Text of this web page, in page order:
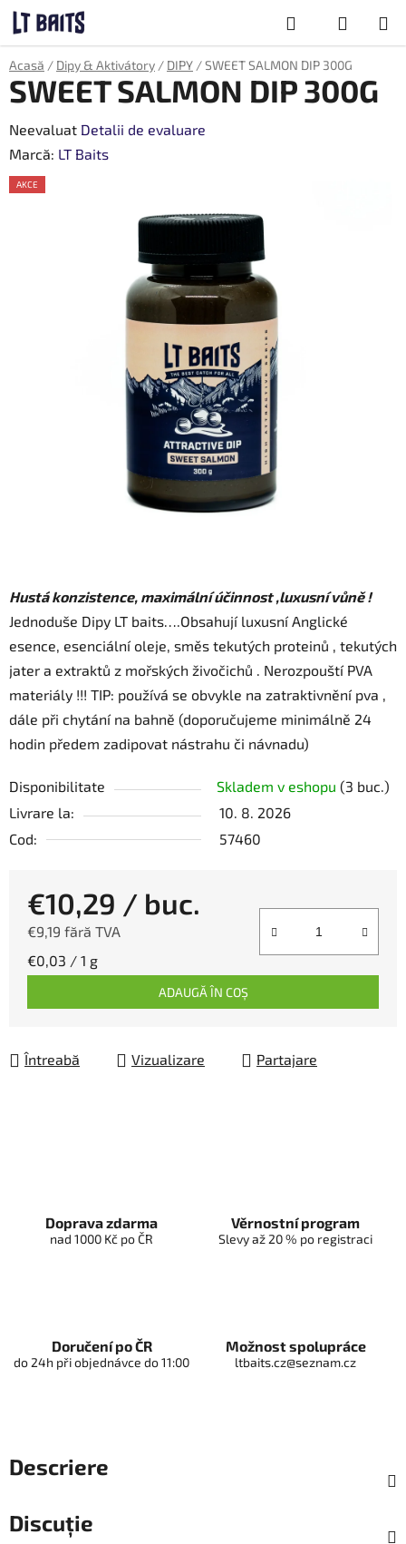
Treci
conținut
Căutare
COŞ
Acasă / Dipy & Aktivátory / DIPY /SWEET SALMON DIP 300G
Hustá konzistence, maximální účinnost ,luxusní vůně !
Jednoduše Dipy LT baits….Obsahují luxusní Anglické
esence, esenciální oleje, směs tekutých proteinů , tekutých
jater a extraktů z mořských živočichů . Nerozpouští PVA
materiály !!! TIP: používá se obvykle na zatraktivnění pva ,
dále při chytání na bahně (doporučujeme minimálně 24
hodin předem zadipovat nástrahu či návnadu)
Disponibilitate Skladem v eshopu (3 buc.)
Livrare la:
10. 8. 2026
Cod:
57460
€10,29 / buc.
€9,19 fără TVA
Evaluare preţ:
€0,03 / 1 g
ADAUGĂ ÎN COŞ
Întreabă Vizualizare Partajare
SWEET SALMON DIP 300G
Evaluarea
medie
a
Neevaluat Detalii de evaluare
Marcă: LT Baits
AKCE
Doprava zdarma
nad 1000 Kč po ČR
Věrnostní program
Slevy až 20 % po registraci
Doručení po ČR
do 24h při objednávce do 11:00
Možnost spolupráce
ltbaits.cz@seznam.cz
Descriere
Discuţie